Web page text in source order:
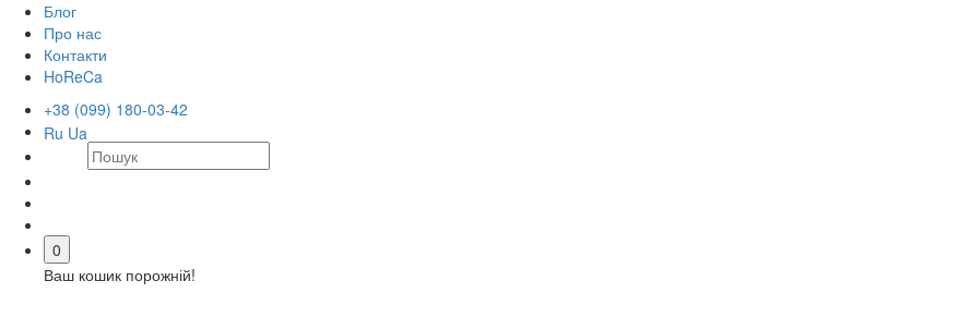
Блог
Про нас
Контакти
HoReCa
+38 (099) 180-03-42
Ru Ua
0
Ваш кошик порожній!